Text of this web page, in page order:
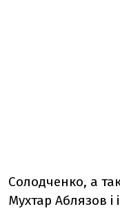
Солодченко, а
Мухтар Аблязов і